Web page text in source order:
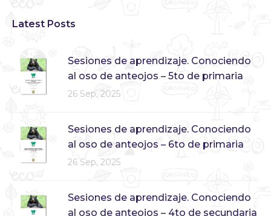
Latest Posts
Sesiones de aprendizaje. Conociendo
al oso de anteojos – 5to de primaria
26 Sep, 2025
Sesiones de aprendizaje. Conociendo
al oso de anteojos – 6to de primaria
26 Sep, 2025
Sesiones de aprendizaje. Conociendo
al oso de anteojos – 4to de secundaria